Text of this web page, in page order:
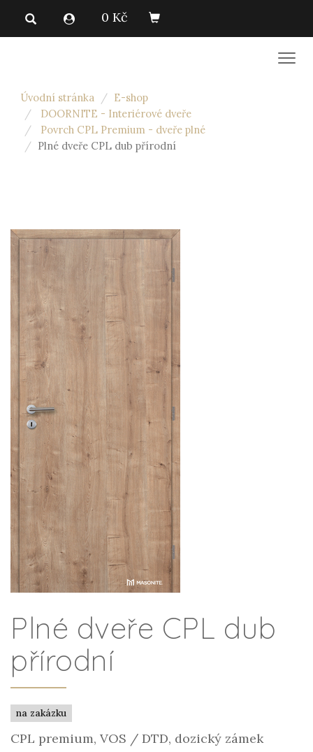
0 Kč
Úvodní stránka
E-shop
DOORNITE - Interiérové dveře
Povrch CPL Premium - dveře plné
Plné dveře CPL dub přírodní
Plné dveře CPL dub
přírodní
na zakázku
CPL premium, VOS / DTD, dozický zámek